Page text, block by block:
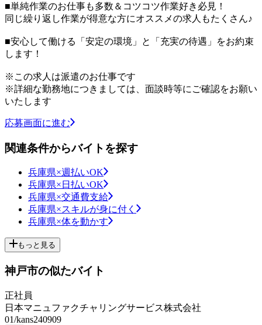
■単純作業のお仕事も多数＆コツコツ作業好き必見！
同じ繰り返し作業が得意な方にオススメの求人もたくさん♪
■安心して働ける「安定の環境」と「充実の待遇」をお約束
します！
※この求人は派遣のお仕事です
※詳細な勤務地につきましては、面談時等にご確認をお願い
いたします
応募画面に進む
関連条件からバイトを探す
兵庫県×週払いOK
兵庫県×日払いOK
兵庫県×交通費支給
兵庫県×スキルが身に付く
兵庫県×体を動かす
もっと見る
神戸市の似たバイト
正社員
日本マニュファクチャリングサービス株式会社
01/kans240909